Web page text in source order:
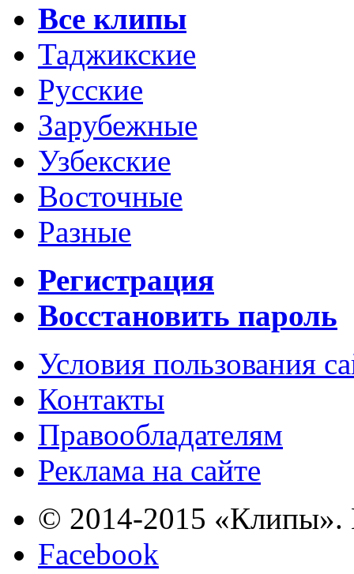
Все клипы
Таджикские
Русские
Зарубежные
Узбекские
Восточные
Разные
Регистрация
Восстановить пароль
Условия пользования
Контакты
Правообладателям
Реклама на сайте
© 2014-2015 «Клипы».
Facebook